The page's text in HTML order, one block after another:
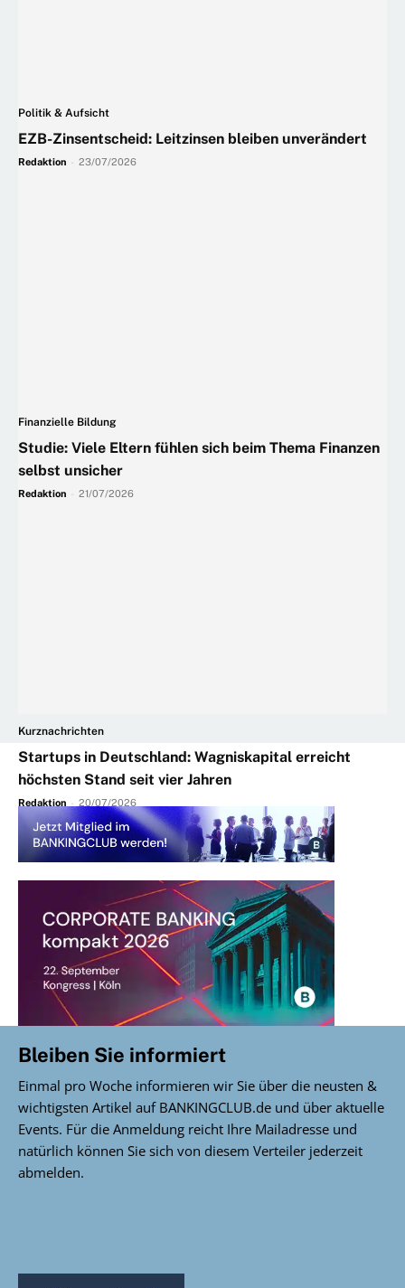
Politik & Aufsicht
EZB-Zinsentscheid: Leitzinsen bleiben unverändert
Redaktion 23/07/2026
Finanzielle Bildung
Studie: Viele Eltern fühlen sich beim Thema Finanzen
selbst unsicher
Redaktion 21/07/2026
Kurznachrichten
Startups in Deutschland: Wagniskapital erreicht
höchsten Stand seit vier Jahren
Redaktion - 20/07/2026
Bleiben Sie informiert
Einmal pro Woche informieren wir Sie über die neusten &
wichtigsten Artikel auf BANKINGCLUB.de und über aktuelle
Events. Für die Anmeldung reicht Ihre Mailadresse und
natürlich können Sie sich von diesem Verteiler jederzeit
abmelden.